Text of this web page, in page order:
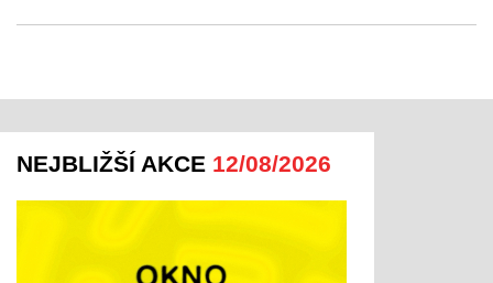
NEJBLIŽŠÍ AKCE 12/08/2026